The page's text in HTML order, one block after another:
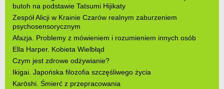
butoh na podstawie Tatsumi Hijikaty
Zespół Alicji w Krainie Czarów realnym zaburzeniem
psychosensorycznym
Afazja. Problemy z mówieniem i rozumieniem innych osób
Ella Harper. Kobieta Wielbłąd
Czym jest zdrowe odżywianie?
Ikigai. Japońska filozofia szczęśliwego życia
Karōshi. Śmierć z przepracowania